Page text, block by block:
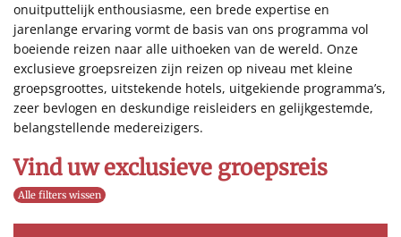
onuitputtelijk enthousiasme, een brede expertise en
jarenlange ervaring vormt de basis van ons programma vol
boeiende reizen naar alle uithoeken van de wereld. Onze
exclusieve groepsreizen zijn reizen op niveau met kleine
groepsgroottes, uitstekende hotels, uitgekiende programma’s,
zeer bevlogen en deskundige reisleiders en gelijkgestemde,
belangstellende medereizigers.
Vind uw exclusieve groepsreis
Alle filters wissen